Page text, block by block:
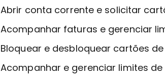
Abrir conta corrente e solicitar
Acompanhar faturas e gerenciar
Bloquear e desbloquear cartões
Acompanhar e gerenciar limites